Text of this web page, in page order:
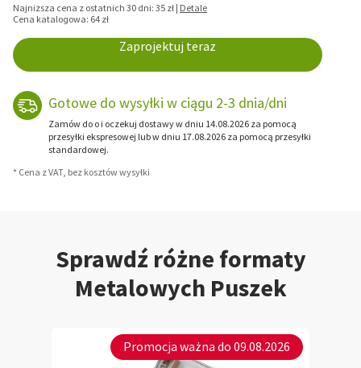
Najniższa cena z ostatnich 30 dni: 35 zł | Detale
Cena katalogowa: 64 zł
Zaprojektuj teraz
Gotowe do wysyłki w ciągu 2-3 dnia/dni
Zamów do o i oczekuj dostawy w dniu 14.08.2026 za pomocą
przesyłki ekspresowej lub w dniu 17.08.2026 za pomocą przesyłki
standardowej.
* Cena z VAT, bez kosztów wysyłki
Sprawdź różne formaty
Metalowych Puszek
Promocja ważna do 09.08.2026